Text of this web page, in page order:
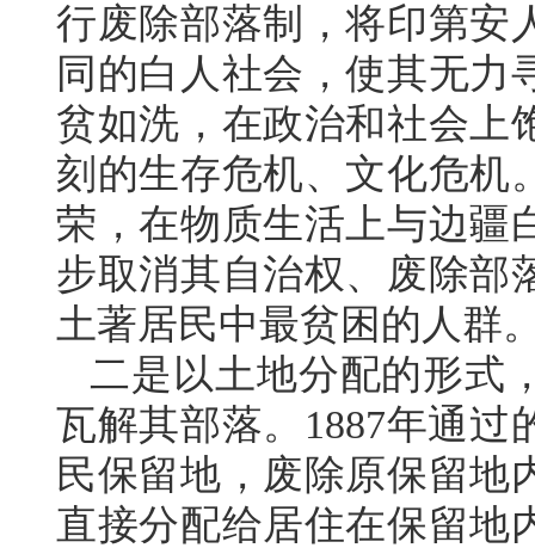
行废除部落制，将印第安
同的白人社会，使其无力
贫如洗，在政治和社会上
刻的生存危机、文化危机
荣，在物质生活上与边疆
步取消其自治权、废除部
土著居民中最贫困的人群
二是以土地分配的形式
瓦解其部落。1887年通
民保留地，废除原保留地
直接分配给居住在保留地